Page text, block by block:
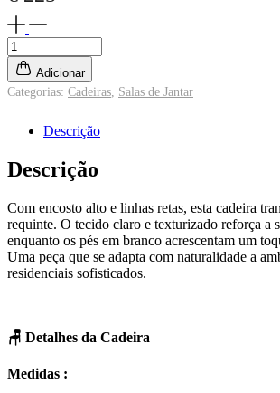
Cadeira
Eva
quantidade
Adicionar
Categorias: Cadeiras, Salas de Jantar
Descrição
Descrição
Com encosto alto e linhas retas, esta cadeira
requinte. O tecido claro e texturizado reforça a
enquanto os pés em branco acrescentam um
Uma peça que se adapta com naturalidade a
residenciais sofisticados.
🪑 Detalhes da Cadeira
Medidas :